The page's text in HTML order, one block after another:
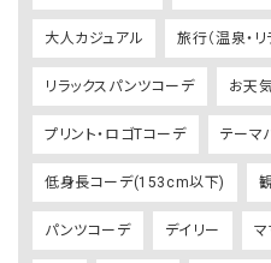
大人カジュアル 旅行（温泉・リ
リラックスパンツコーデ お天
プリント・ロゴTコーデ テーマ
低身長コーデ(153cm以下)
パンツコーデ デイリー マ